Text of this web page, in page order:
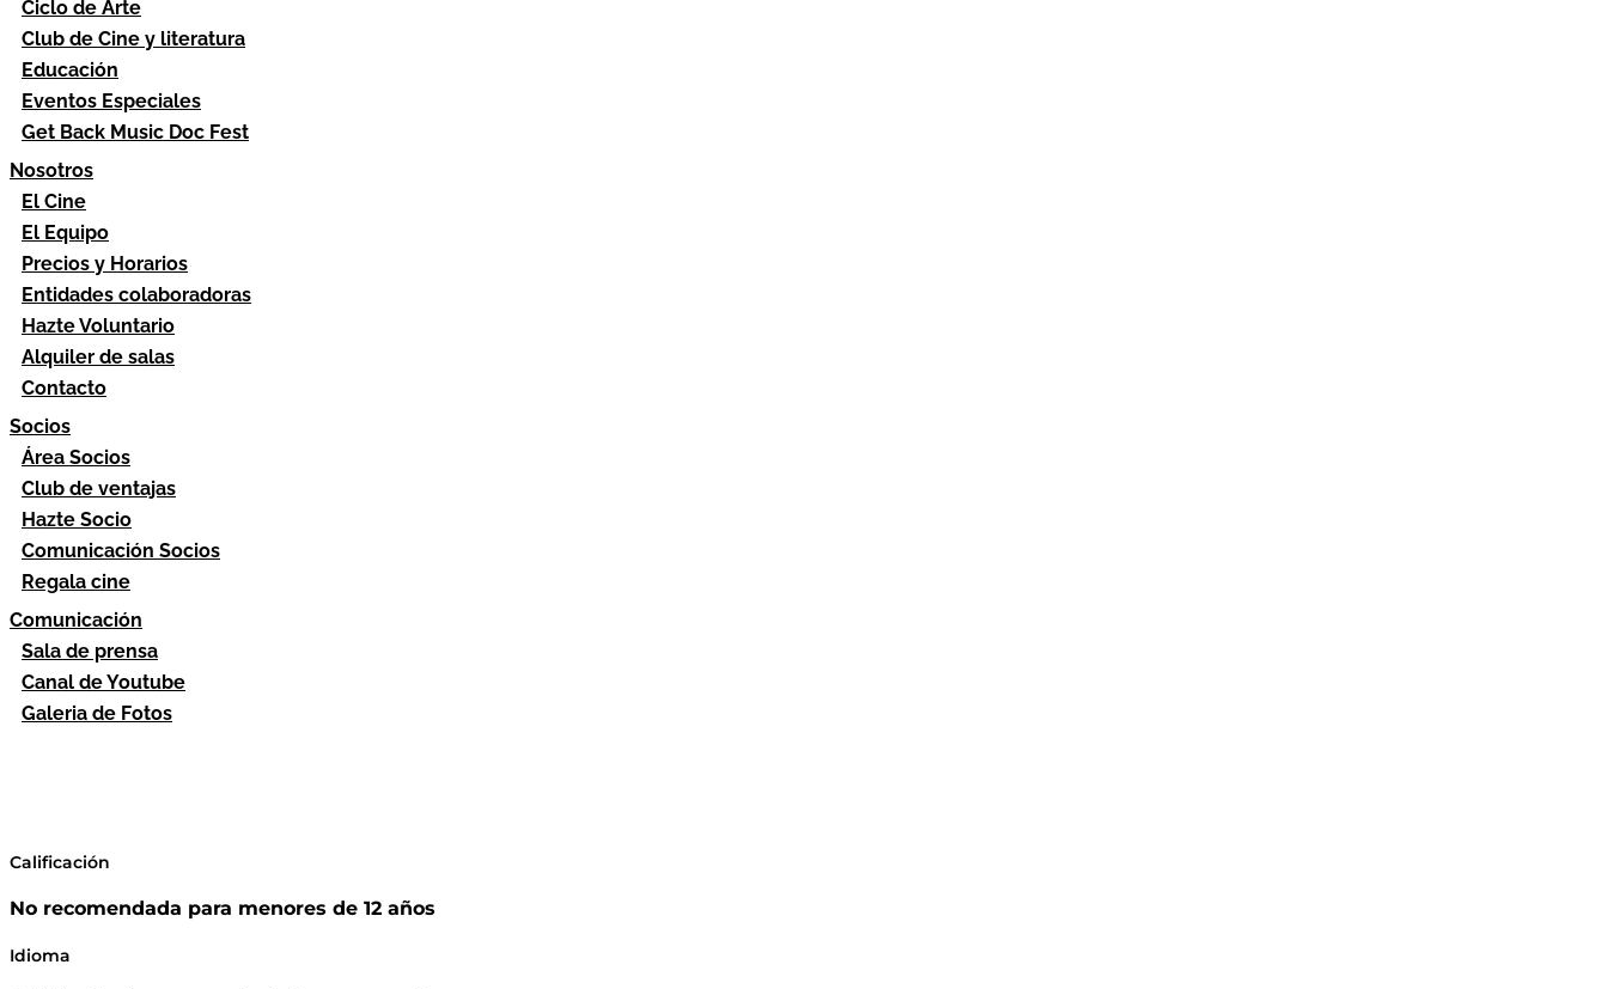
Ciclo de Arte
Club de Cine y literatura
Educación
Eventos Especiales
Get Back Music Doc Fest
Nosotros
El Cine
El Equipo
Precios y Horarios
Entidades colaboradoras
Hazte Voluntario
Alquiler de salas
Contacto
Socios
Área Socios
Club de ventajas
Hazte Socio
Comunicación Socios
Regala cine
Comunicación
Sala de prensa
Canal de Youtube
Galeria de Fotos
Calificación
No recomendada para menores de 12 años
Idioma